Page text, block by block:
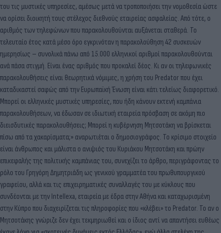
του τις μυστικές υπηρεσίες, αμέσως μετά να τροποποιήσει την νομοθεσία ώστε
να ορίσει διοικητή τους στέλεχος διεθνούς εταιρείας ασφαλείας. Από τότε, ο
αριθμός των τηλεφώνων που παρακολουθούνται αυξάνεται σταθερά. Το
τελευταίο έτος κατά μέσο όρο εγκρινόταν η παρακολούθηση 42 συσκευών
ημερησίως – συνολικά πάνω από 15.000 ελληνικοί αριθμοί παρακολουθούνται
ανά πάσα στιγμή. Είναι ένας αριθμός που προκαλεί δέος. Κι αν οι τηλεφωνικές
παρακολουθήσεις είναι θεωρητικά νόμιμες, η χρήση του Predator που έχει
καταδικαστεί σαφώς από την Ευρωπαϊκή Ένωση είναι κάτι τελείως διαφορετικό.
Μπορεί οι ελληνικές μυστικές υπηρεσίες, που ήδη κάνουν εκτενή καμπάνια
παρακολουθήσεων, να έδωσαν σε ιδιωτική εταιρεία πρόσβαση σε ακόμη πιο
διεισδυτικές παρακολουθήσεις; Μπορεί η κυβέρνηση Μητσοτάκη να βρίσκεται
πίσω από τα χακαρίσματα;» αναρωτιέται ο δημοσιογράφος. Το κρίσιμο στοιχείο
είναι άνθρωπος και μάλιστα ο ανιψιός του Κυριάκου Μητσοτάκη και πρώην
επικεφαλής της πολιτικής καμπάνιας του, συνεχίζει το άρθρο, περιγράφοντας το
ρόλο του Γρηγόρη Δημητριάδη ως γενικού γραμματέα του πρωθυπουργικού
γραφείου, αλλά και τις επιχειρηματικές συναλλαγές του με κύκλους που
συνδέονται με την Intellexa, εταιρεία με έδρα στην Αθήνα και καταχωρισμένη
στην Κύπρο που διαχειρίζεται τις πληροφορίες που «κλέβει» το Predator. Το αν ο
Μητσοτάκης γνώριζε δεν έχει τεκμηριωθεί και ο ίδιος αντί να απαντήσει ευθέως